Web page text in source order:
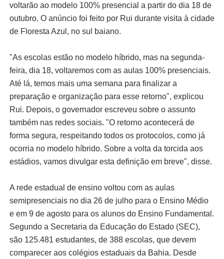
voltarão ao modelo 100% presencial a partir do dia 18 de
outubro. O anúncio foi feito por Rui durante visita à cidade
de Floresta Azul, no sul baiano.
"As escolas estão no modelo híbrido, mas na segunda-
feira, dia 18, voltaremos com as aulas 100% presenciais.
Até lá, temos mais uma semana para finalizar a
preparação e organização para esse retorno", explicou
Rui. Depois, o governador escreveu sobre o assunto
também nas redes sociais. "O retorno acontecerá de
forma segura, respeitando todos os protocolos, como já
ocorria no modelo híbrido. Sobre a volta da torcida aos
estádios, vamos divulgar esta definição em breve", disse.
A rede estadual de ensino voltou com as aulas
semipresenciais no dia 26 de julho para o Ensino Médio
e em 9 de agosto para os alunos do Ensino Fundamental.
Segundo a Secretaria da Educação do Estado (SEC),
são 125.481 estudantes, de 388 escolas, que devem
comparecer aos colégios estaduais da Bahia. Desde